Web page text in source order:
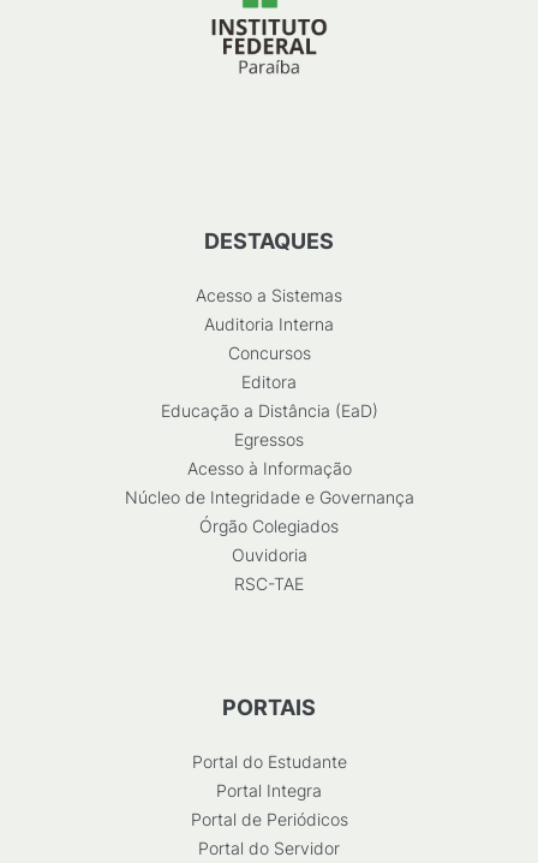
DESTAQUES
Acesso a Sistemas
Auditoria Interna
Concursos
Editora
Educação a Distância (EaD)
Egressos
Acesso à Informação
Núcleo de Integridade e Governança
Órgão Colegiados
Ouvidoria
RSC-TAE
PORTAIS
Portal do Estudante
Portal Integra
Portal de Periódicos
Portal do Servidor